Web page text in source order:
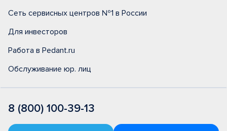
Сеть сервисных центров №1 в России
Для инвесторов
Работа в Pedant.ru
Обслуживание юр. лиц
8 (800) 100-39-13